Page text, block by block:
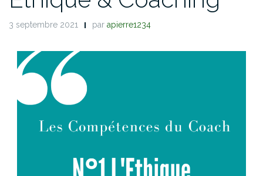
3 septembre 2021 par apierre1234